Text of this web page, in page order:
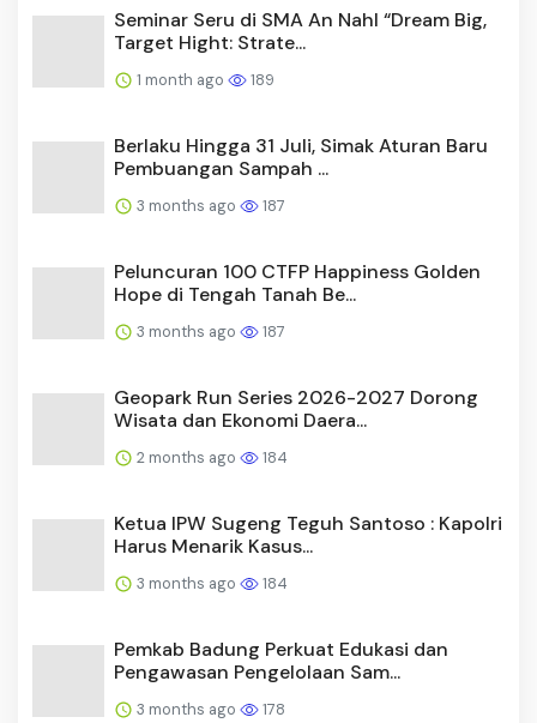
Seminar Seru di SMA An Nahl “Dream Big,
Target Hight: Strate...
1 month ago 189
Berlaku Hingga 31 Juli, Simak Aturan Baru
Pembuangan Sampah ...
3 months ago 187
Peluncuran 100 CTFP Happiness Golden
Hope di Tengah Tanah Be...
3 months ago 187
Geopark Run Series 2026-2027 Dorong
Wisata dan Ekonomi Daera...
2 months ago 184
Ketua IPW Sugeng Teguh Santoso : Kapolri
Harus Menarik Kasus...
3 months ago 184
Pemkab Badung Perkuat Edukasi dan
Pengawasan Pengelolaan Sam...
3 months ago 178